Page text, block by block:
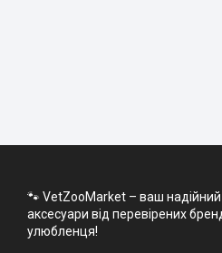
🐾 VetZooMarket – ваш надійний
аксесуари від перевірених
улюбленця!